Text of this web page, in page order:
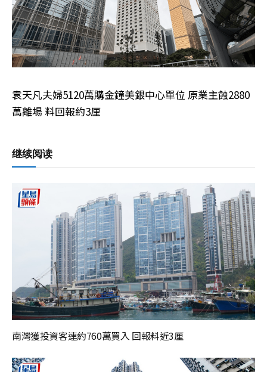
袁天凡夫婦5120萬購金鐘美銀中心單位 原業主蝕2880
萬離場 料回報約3厘
继续阅读
南灣獲投資客連約760萬買入 回報料近3厘